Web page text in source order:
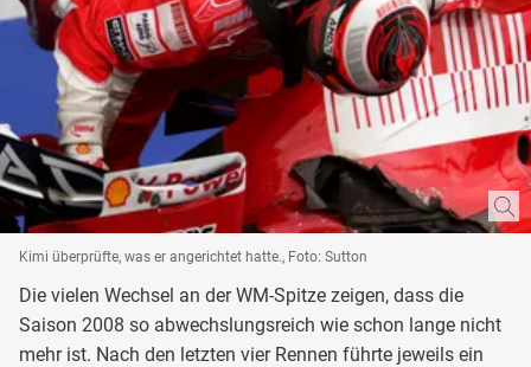
Kimi überprüfte, was er angerichtet hatte., Foto: Sutton
Die vielen Wechsel an der WM-Spitze zeigen, dass die
Saison 2008 so abwechslungsreich wie schon lange nicht
mehr ist. Nach den letzten vier Rennen führte jeweils ein